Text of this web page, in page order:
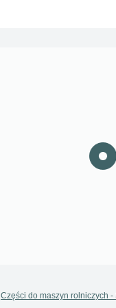
Części do maszyn rolniczych -